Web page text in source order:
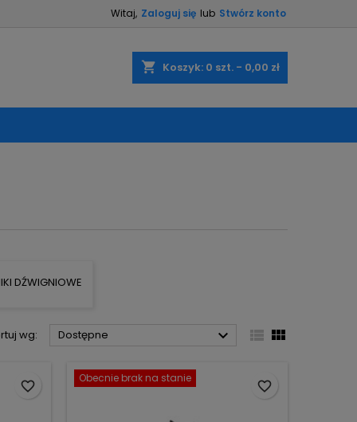
Witaj, Zaloguj się lub Stwórz konto
shopping_cart Koszyk: 0 szt. - 0,00 zł
DŹWIGNIOWE
wg: Dostępne   
favorite_border
Obecnie brak na stanie
favorite_border